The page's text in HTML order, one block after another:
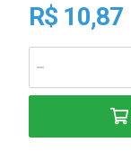
R$ 10,87